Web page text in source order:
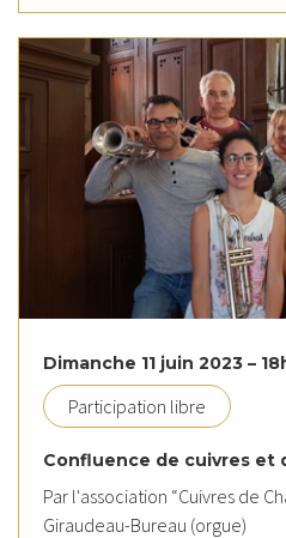
Dimanche 11 juin 2023 –
Participation libre
Confluence de cuivres et
Par l'association “Cuivres de
Giraudeau-Bureau (orgue)